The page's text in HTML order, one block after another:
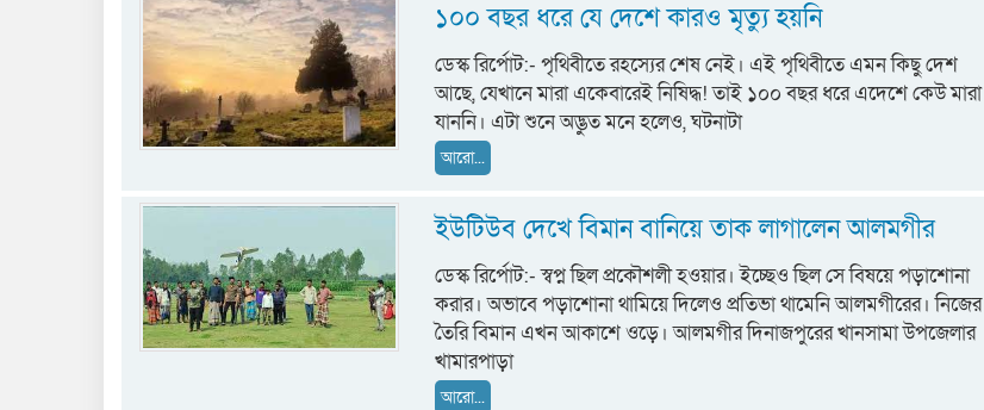
১০০ বছর ধরে যে দেশে কারও মৃত্যু হয়নি
ডেস্ক রির্পোট:- পৃথিবীতে রহস্যের শেষ নেই। এই পৃথিবীতে এমন কিছু দেশ
আছে, যেখানে মারা একেবারেই নিষিদ্ধ! তাই ১০০ বছর ধরে এদেশে কেউ মারা
যাননি। এটা শুনে অদ্ভুত মনে হলেও, ঘটনাটা
আরো...
ইউটিউব দেখে বিমান বানিয়ে তাক লাগালেন আলমগীর
ডেস্ক রির্পোট:- স্বপ্ন ছিল প্রকৌশলী হওয়ার। ইচ্ছেও ছিল সে বিষয়ে পড়াশোনা
করার। অভাবে পড়াশোনা থামিয়ে দিলেও প্রতিভা থামেনি আলমগীরের। নিজের
তৈরি বিমান এখন আকাশে ওড়ে। আলমগীর দিনাজপুরের খানসামা উপজেলার
খামারপাড়া
আরো...